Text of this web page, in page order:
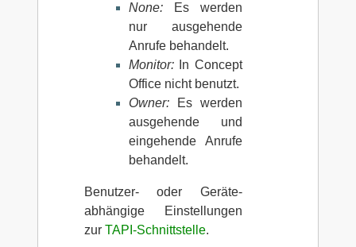
None:Es werden
nur ausgehende
Anrufe behandelt.
Monitor:In Concept
Office nicht benutzt.
Owner:Es werden
ausgehende und
eingehende Anrufe
behandelt.
Benutzer- oder Geräte-
abhängige Einstellungen
zur TAPI-Schnittstelle.